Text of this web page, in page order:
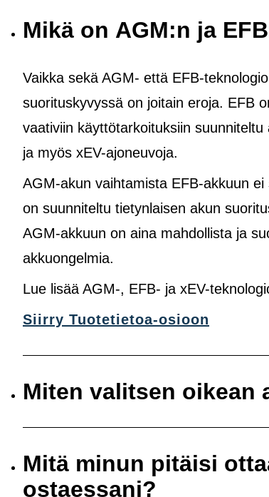
Mikä on AGM:n ja
Vaikka sekä AGM- että EFB-
suorituskyvyssä on joitain eroja. EFB
vaativiin käyttötarkoituksiin
ja myös xEV-ajoneuvoja.
AGM-akun vaihtamista EFB-akkuun
on suunniteltu tietynlaisen akun
AGM-akkuun on aina mahdollista ja
akkuongelmia.
Lue lisää AGM-, EFB- ja xEV-
Siirry Tuotetietoa-osioon
Miten valitsen oikean
Mitä minun pitäisi
ostaessani?